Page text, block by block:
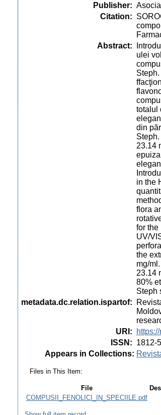
Publisher:
Citation:
Abstract:
ulei
totalul
din
23.14
in the
flora
for the
UV/
the
mg/
23.14
80%
Steph
metadata.dc.relation.ispartof:
URI :
ISSN : 1812-
Appears in Collections:
Files in This Item:
File
COMPUSII_FENOLICI_IN_SPECIILE.pdf